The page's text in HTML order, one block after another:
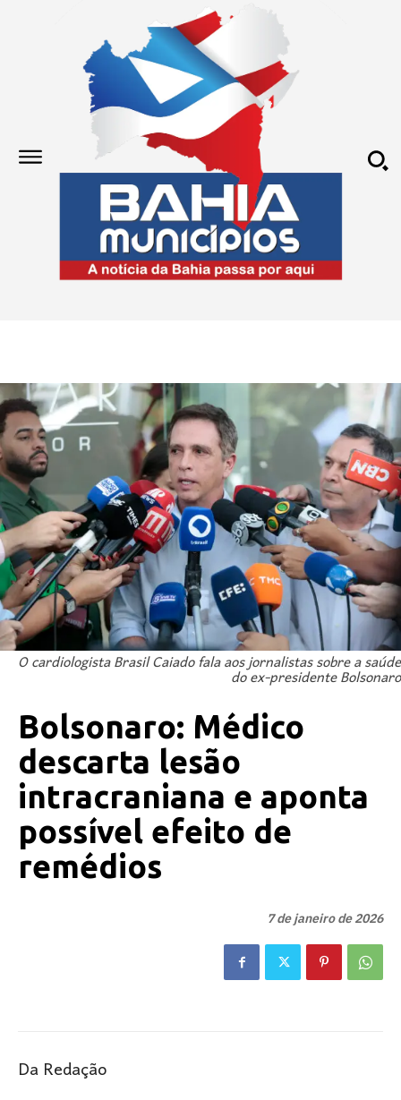
O cardiologista Brasil Caiado fala aos jornalistas sobre a saúde
do ex-presidente Bolsonaro
Bolsonaro: Médico
descarta lesão
intracraniana e aponta
possível efeito de
remédios
7 de janeiro de 2026
Da Redação